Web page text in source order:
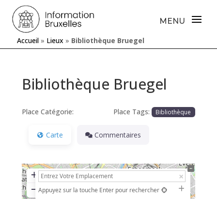
Accueil » Lieux » Bibliothèque Bruegel
Bibliothèque Bruegel
Place Catégorie: Place Tags: Bibliothèque
Carte Commentaires
+
− Appuyez sur la touche Enter pour rechercher